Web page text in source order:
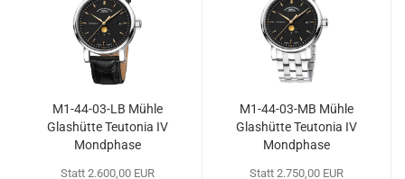
M1-​44-​03-LB Mühle
Glas­hüt­te Teu­to­nia IV
Mond­pha­se
Statt 2.600,00 EUR
M1-​44-​03-MB Mühle
Glas­hüt­te Teu­to­nia IV
Mond­pha­se
Statt 2.750,00 EUR